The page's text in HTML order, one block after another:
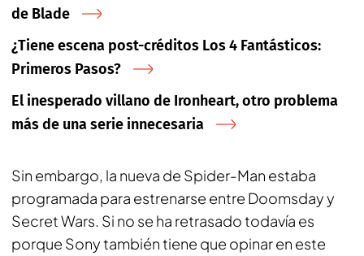
de Blade
¿Tiene escena post-créditos Los 4 Fantásticos:
Primeros Pasos?
El inesperado villano de Ironheart, otro problema
más de una serie innecesaria
Sin embargo, la nueva de Spider-Man estaba
programada para estrenarse entre Doomsday y
Secret Wars. Si no se ha retrasado todavía es
porque Sony también tiene que opinar en este